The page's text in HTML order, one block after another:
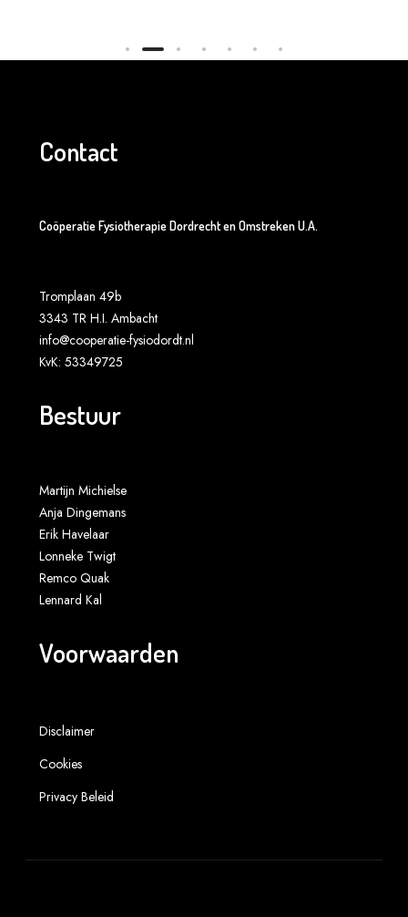
Contact
Coöperatie Fysiotherapie Dordrecht en Omstreken U.A.
Tromplaan 49b
3343 TR H.I. Ambacht
info@cooperatie-fysiodordt.nl
KvK: 53349725
Bestuur
Martijn Michielse
Anja Dingemans
Erik Havelaar
Lonneke Twigt
Remco Quak
Lennard Kal
Voorwaarden
Disclaimer
Cookies
Privacy Beleid